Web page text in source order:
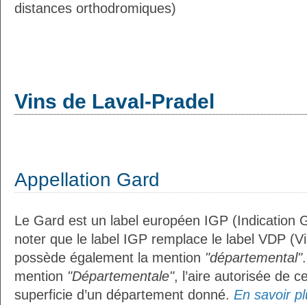
distances orthodromiques)
Vins de Laval-Pradel
Appellation Gard
Le Gard est un label européen IGP (Indication
noter que le label IGP remplace le label VDP
possède également la mention "départemental"
mention "Départementale", l’aire autorisée de
superficie d’un département donné. En savoir